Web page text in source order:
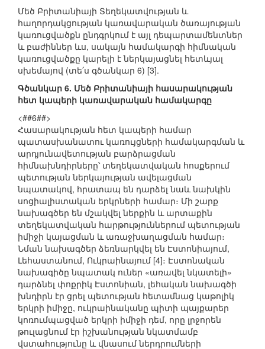
Մեծ Բրիտանիայի Տեղեկատվության և
հաղորդակցության կառավարական ծառայության
կառուցվածքն ընդգրկում է այլ դեպարտամենտներ
և բաժիններ ևս, սակայն համակարգի հիմնական
կառուցվածքը կարելի է ներկայացնել հետևյալ
սխեմայով (տե՛ս գծանկար 6) [3].
Գծանկար 6. Մեծ Բրիտանիայի հասարակության
հետ կապերի կառավարական համակարգը
<##6##>
Հասարակության հետ կապերի համար
պատասխանատու կառույցների համակարգման և
արդյունավետության բարձրացման
հիմնախնդիրները՝ տեղեկատվական հոսքերում
պետության ներկայության ավելացման
նպատակով, հրատապ են դարձել նաև նախկին
սոցիալիստական երկրների համար։ Մի շարք
նախագծեր են մշակվել ներքին և արտաքին
տեղեկատվական հարթություններում պետության
իմիջի կայացման և առաջխաղացման համար։
Նման նախագծեր ձեռնարկվել են Էստոնիայում,
Լեհաստանում, Ուկրաինայում [4]։ Էստոնական
նախագիծը նպատակ ուներ «առավել նկատելի»
դարձնել փոքրիկ Էստոնիան, լեհական նախագծի
խնդիրն էր ցրել պետության հետամնաց կաթոլիկ
երկրի իմիջը, ուկրաինականը պիտի պայքարեր
կոռումպացված երկրի իմիջի դեմ, որը լրջորեն
թուլացնում էր իշխանության նկատմամբ
վստահությունը և վնասում ներդրումների